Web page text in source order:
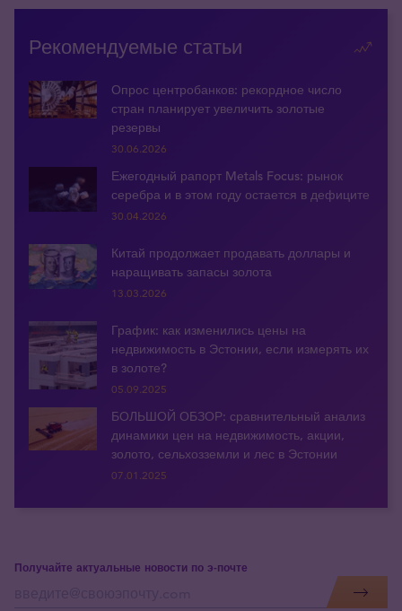
Рекомендуемые статьи
Опрос центробанков: рекордное число
стран планирует увеличить золотые
резервы
30.06.2026
Ежегодный рапорт Metals Focus: рынок
серебра и в этом году остается в дефиците
30.04.2026
Китай продолжает продавать доллары и
наращивать запасы золота
13.03.2026
График: как изменились цены на
недвижимость в Эстонии, если измерять их
в золоте?
05.09.2025
БОЛЬШОЙ ОБЗОР: сравнительный анализ
динамики цен на недвижимость, акции,
золото, сельхозземли и лес в Эстонии
07.01.2025
Получайте актуальные новости по э-почте